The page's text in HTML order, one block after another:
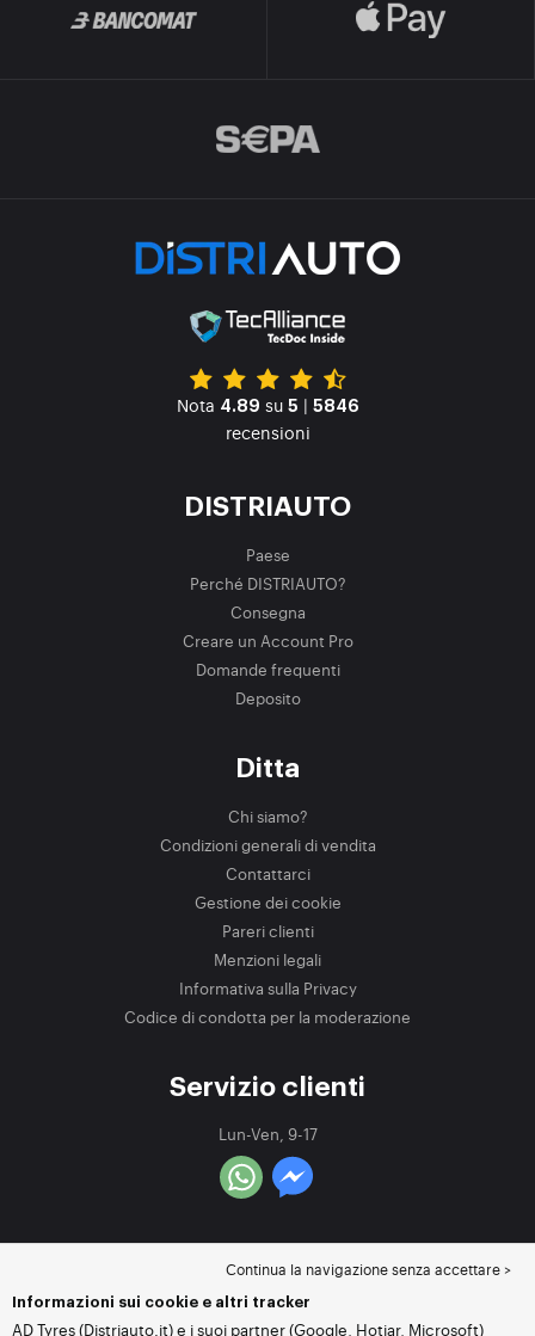
Nota 4.89 su 5 | 5846
recensioni
DISTRIAUTO
Paese
Perché DISTRIAUTO?
Consegna
Creare un Account Pro
Domande frequenti
Deposito
Ditta
Chi siamo?
Condizioni generali di vendita
Contattarci
Gestione dei cookie
Pareri clienti
Menzioni legali
Informativa sulla Privacy
Codice di condotta per la moderazione
Servizio clienti
Lun-Ven, 9-17
Continua la navigazione senza accettare >
Informazioni sui cookie e altri tracker
AD Tyres (Distriauto.it) e i suoi partner (Google, Hotjar, Microsoft)